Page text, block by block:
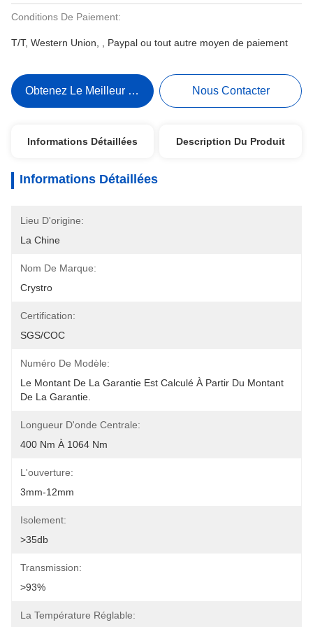
Conditions De Paiement:
T/T, Western Union, , Paypal ou tout autre moyen de paiement
Obtenez Le Meilleur Prix Nous Contacter
Informations Détaillées Description Du Produit
Informations Détaillées
Lieu D'origine:
La Chine
Nom De Marque:
Crystro
Certification:
SGS/COC
Numéro De Modèle:
Le Montant De La Garantie Est Calculé À Partir Du Montant
De La Garantie.
Longueur D'onde Centrale:
400 Nm À 1064 Nm
L'ouverture:
3mm-12mm
Isolement:
>35db
Transmission:
>93%
La Température Réglable: